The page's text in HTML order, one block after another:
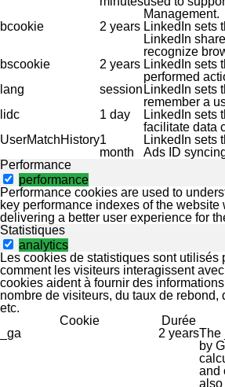
Management.
bcookie
2 years LinkedIn sets
LinkedIn
recognize
bscookie
2 years LinkedIn sets
performed
lang
session LinkedIn sets
remember a
lidc
1 day
LinkedIn sets
facilitate data
UserMatchHistory1
month
LinkedIn sets
Ads ID
Performance
performance
Performance cookies are used to
key performance indexes of the website
delivering a better user experience for
Statistiques
analytics
Les cookies de statistiques sont utilisés
comment les visiteurs interagissent
cookies aident à fournir des
nombre de visiteurs, du taux de rebond,
etc.
Cookie
Durée
_ga
2 yearsThe
by
and
also